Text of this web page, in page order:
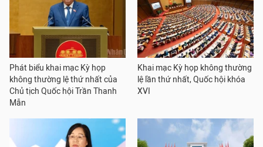
Phát biểu khai mạc Kỳ họp
không thường lệ thứ nhất của
Chủ tịch Quốc hội Trần Thanh
Mẫn
Khai mạc Kỳ họp không thường
lệ lần thứ nhất, Quốc hội khóa
XVI